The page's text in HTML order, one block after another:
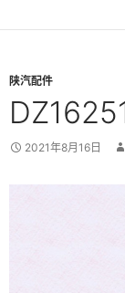
陕汽配件
2021年8月16日